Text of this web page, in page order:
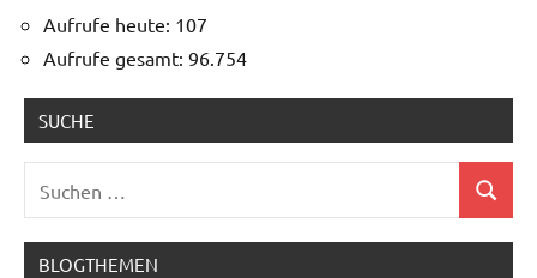
Aufrufe heute: 107
Aufrufe gesamt: 96.754
SUCHE
nach:
Suchen
BLOGTHEMEN